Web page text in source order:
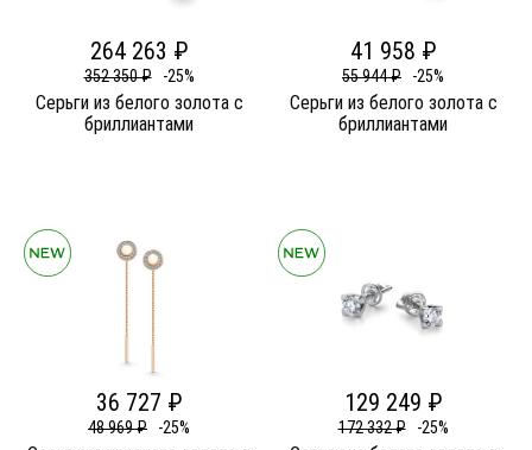
264 263 ₽
352 350 ₽ -25%
Серьги из белого золота c
бриллиантами
41 958 ₽
55 944 ₽ -25%
Серьги из белого золота c
бриллиантами
36 727 ₽
48 969 ₽ -25%
129 249 ₽
172 332 ₽ -25%